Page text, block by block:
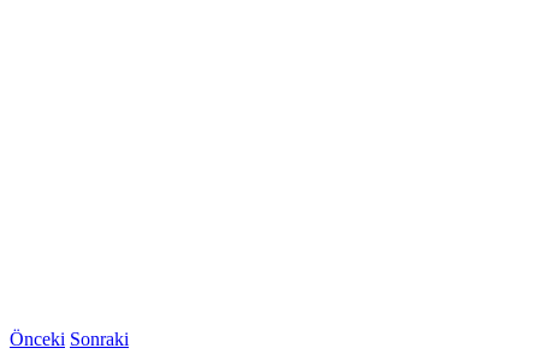
Önceki Sonraki